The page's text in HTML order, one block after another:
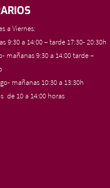
a Viernes:
9:30 a 14:00 – tarde 17:30- 20:30h
mañanas 9:30 a 14:00 tarde –
mañanas 10:30 a 13:30h
de 10 a 14:00 horas